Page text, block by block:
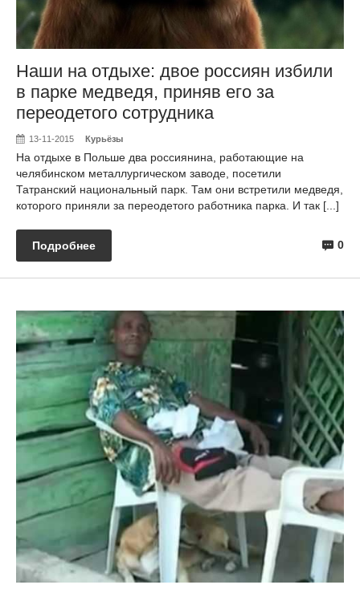
Наши на отдыхе: двое россиян избили
в парке медведя, приняв его за
переодетого сотрудника
13-11-2015 Курьёзы
На отдыхе в Польше два россиянина, работающие на
челябинском металлургическом заводе, посетили
Татранский национальный парк. Там они встретили медведя,
которого приняли за переодетого работника парка. И так [...]
0
Подробнее